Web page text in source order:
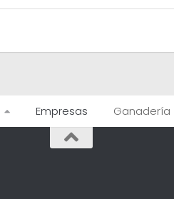
Empresas Ganadería